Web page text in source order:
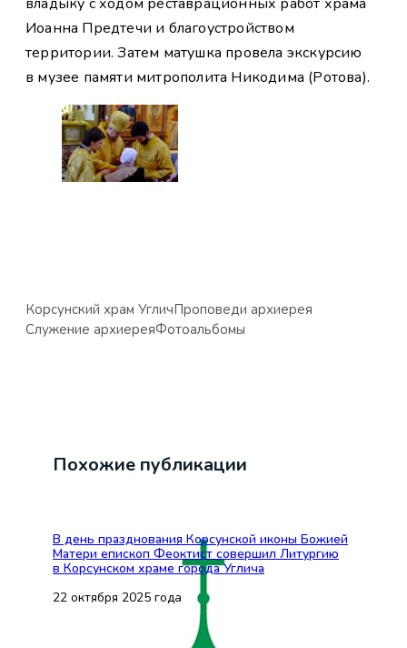
Иоанна Предтечи и благоустройством
территории. Затем матушка провела экскурсию
в музее памяти митрополита Никодима (Ротова).
Корсунский храм УгличПроповеди архиерея
Служение архиереяФотоальбомы
Похожие публикации
В день празднования Корсунской иконы Божией
Матери епископ Феоктист совершил Литургию
в Корсунском храме города Углича
22 октября 2025 года